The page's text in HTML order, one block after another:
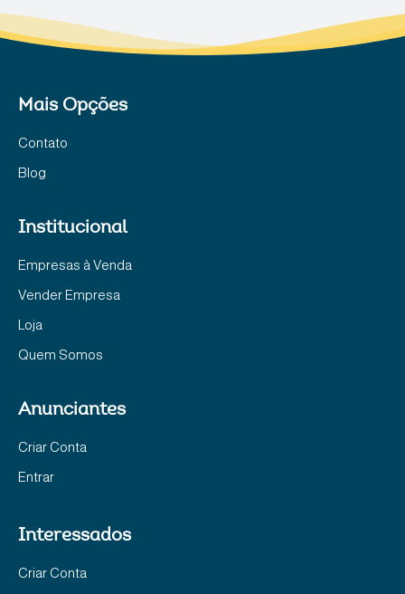
Mais Opções
Contato
Blog
Institucional
Empresas à Venda
Vender Empresa
Loja
Quem Somos
Anunciantes
Criar Conta
Entrar
Interessados
Criar Conta